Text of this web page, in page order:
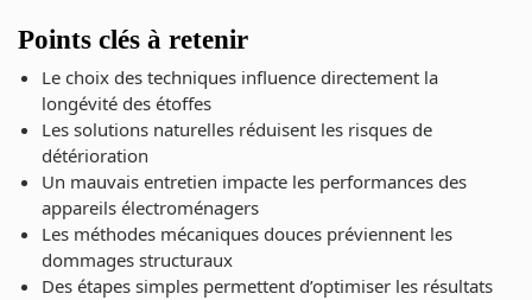
Points clés à retenir
Le choix des techniques influence directement la
longévité des étoffes
Les solutions naturelles réduisent les risques de
détérioration
Un mauvais entretien impacte les performances des
appareils électroménagers
Les méthodes mécaniques douces préviennent les
dommages structuraux
Des étapes simples permettent d’optimiser les résultats